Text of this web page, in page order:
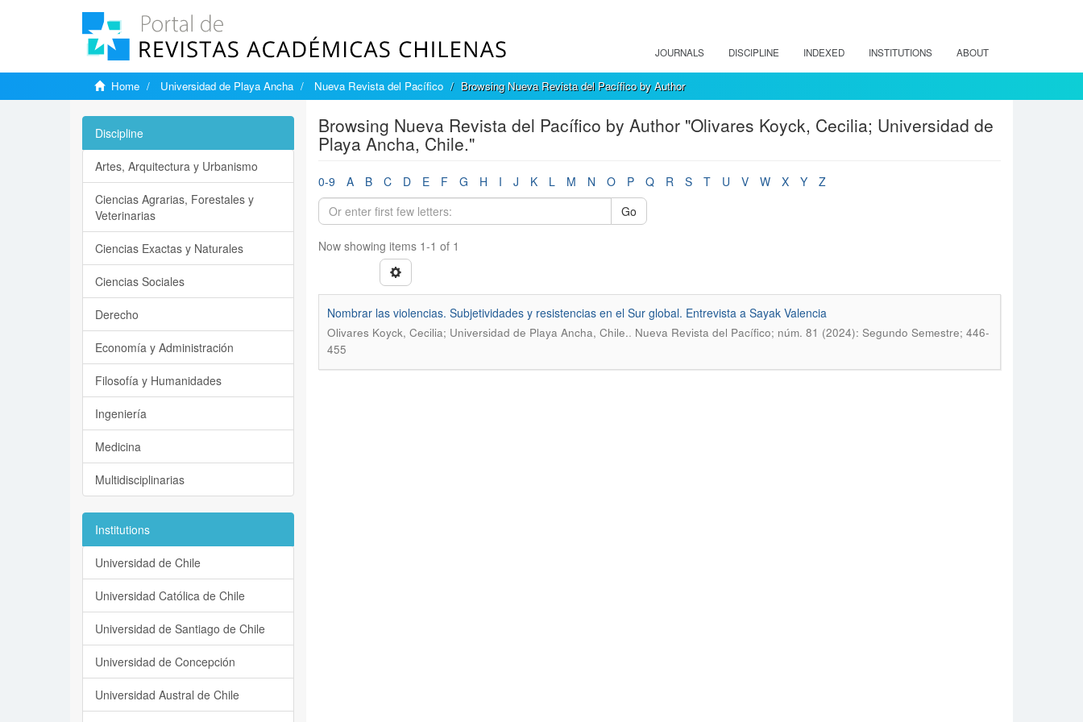
JOURNALS DISCIPLINE INDEXED INSTITUTIONS ABOUT
Home Universidad de Playa Ancha Nueva Revista del Pacífico Browsing Nueva Revista del Pacífico by Author
Browsing Nueva Revista del Pacífico by Author "Olivares Koyck, Cecilia; Universidad de
Playa Ancha, Chile."
0-9 A B C D E F G H I J K L M N O P Q R S T U V W X Y
Z
Go
Now showing items 1-1 of 1
Nombrar las violencias. Subjetividades y resistencias en el Sur global. Entrevista a Sayak Valencia
Olivares Koyck, Cecilia; Universidad de Playa Ancha, Chile.. Nueva Revista del Pacífico; núm. 81 (2024): Segundo Semestre; 446-
455
Discipline
Artes, Arquitectura y Urbanismo
Ciencias Agrarias, Forestales y
Veterinarias
Ciencias Exactas y Naturales
Ciencias Sociales
Derecho
Economía y Administración
Filosofía y Humanidades
Ingeniería
Medicina
Multidisciplinarias
Institutions
Universidad de Chile
Universidad Católica de Chile
Universidad de Santiago de Chile
Universidad de Concepción
Universidad Austral de Chile